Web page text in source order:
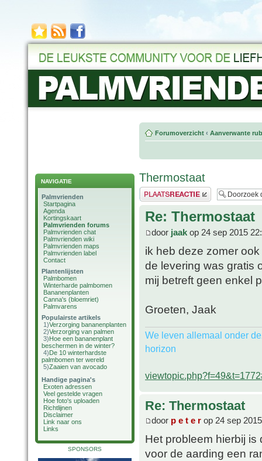
NAVIGATIE
Palmvrienden
Startpagina
Agenda
Kortingskaart
Palmvrienden forums
Palmvrienden chat
Palmvrienden wiki
Palmvrienden maps
Palmvrienden label
Contact
Plantenlijsten
Palmbomen
Winterharde palmbomen
Bananenplanten
Canna's (bloemriet)
Palmvarens
Populairste artikels
1)Verzorging bananenplanten
2)Verzorging van palmen
3)Hoe een bananenplant
beschermen in de winter?
4)De 10 winterhardste
palmbomen ter wereld
5)Zaaien van avocado
Handige pagina's
Exoten adressen
Veel gestelde vragen
Hoe foto's uploaden
Richtlijnen
Disclaimer
Link naar ons
Links
SPONSORS
Forumoverzicht ‹ Aanverwante
Thermostaat
Plaats een reactie
Re: Thermostaat
door jaak op 24 sep 2015
ik heb deze zomer
de levering was gratis
mij betreft geen enkel
Groeten, Jaak
We leven allemaal onder
horizon
Re: Thermostaat
door p e t e r op 24 sep
Het probleem hierbij
voor de aarding een